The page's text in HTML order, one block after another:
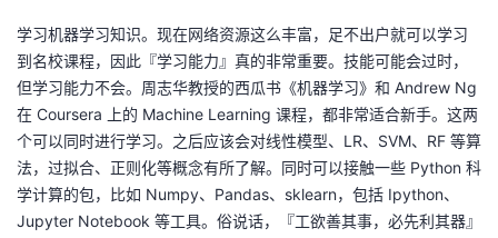
学习机器学习知识。现在网络资源这么丰富，足不出户就可以学习
到名校课程，因此『学习能力』真的非常重要。技能可能会过时，
但学习能力不会。周志华教授的西瓜书《机器学习》和 Andrew Ng
在 Coursera 上的 Machine Learning 课程，都非常适合新手。这两
个可以同时进行学习。之后应该会对线性模型、LR、SVM、RF 等算
法，过拟合、正则化等概念有所了解。同时可以接触一些 Python 科
学计算的包，比如 Numpy、Pandas、sklearn，包括 Ipython、
Jupyter Notebook 等工具。俗说话，『工欲善其事，必先利其器』